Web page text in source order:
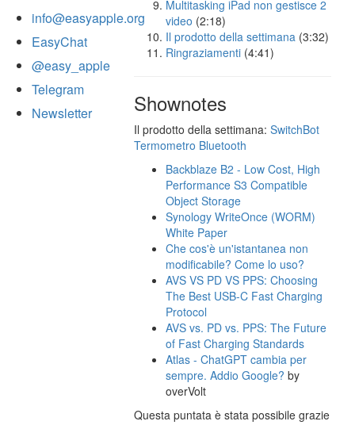
info@easyapple.org
EasyChat
@easy_apple
Telegram
Newsletter
Multitasking iPad non gestisce 2
video (2:18)
Il prodotto della settimana (3:32)
Ringraziamenti (4:41)
Shownotes
Il prodotto della settimana:SwitchBot
Termometro Bluetooth
Backblaze B2 - Low Cost, High
Performance S3 Compatible
Object Storage
Synology WriteOnce (WORM)
White Paper
Che cos'è un'istantanea non
modificabile? Come lo uso?
AVS VS PD VS PPS: Choosing
The Best USB-C Fast Charging
Protocol
AVS vs. PD vs. PPS: The Future
of Fast Charging Standards
Atlas - ChatGPT cambia per
sempre. Addio Google? by
overVolt
Questa puntata è stata possibile grazie